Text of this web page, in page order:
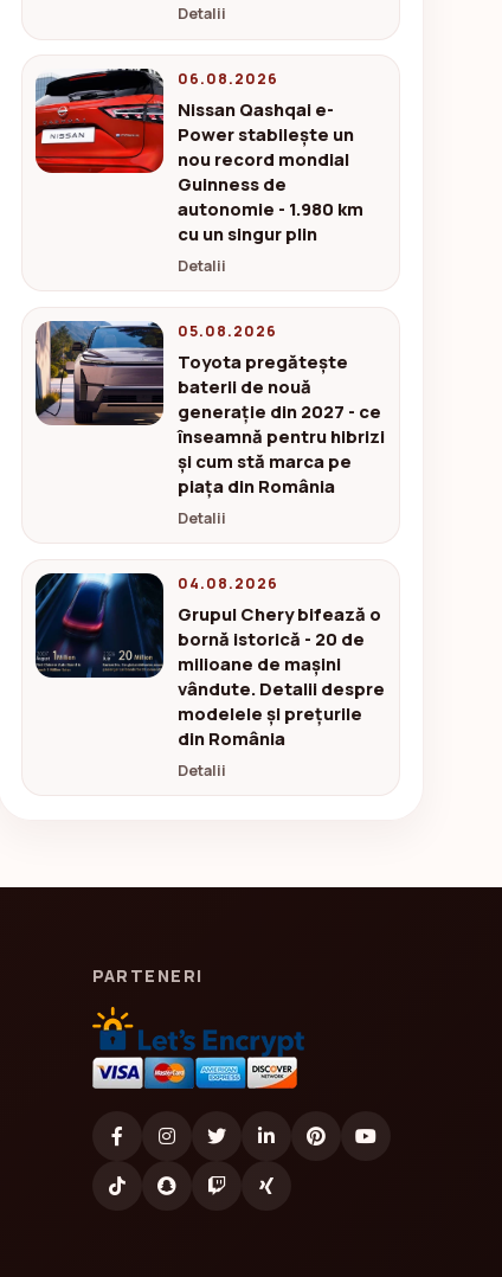
Detalii
06.08.2026
Nissan Qashqai e-
Power stabilește un
nou record mondial
Guinness de
autonomie - 1.980 km
cu un singur plin
Detalii
05.08.2026
Toyota pregătește
baterii de nouă
generație din 2027 - ce
înseamnă pentru hibrizi
și cum stă marca pe
piața din România
Detalii
04.08.2026
Grupul Chery bifează o
bornă istorică - 20 de
milioane de mașini
vândute. Detalii despre
modelele și prețurile
din România
Detalii
PARTENERI